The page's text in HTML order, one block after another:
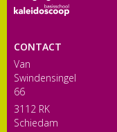
CONTACT
Van
Swindensingel
66
3112 RK
Schiedam